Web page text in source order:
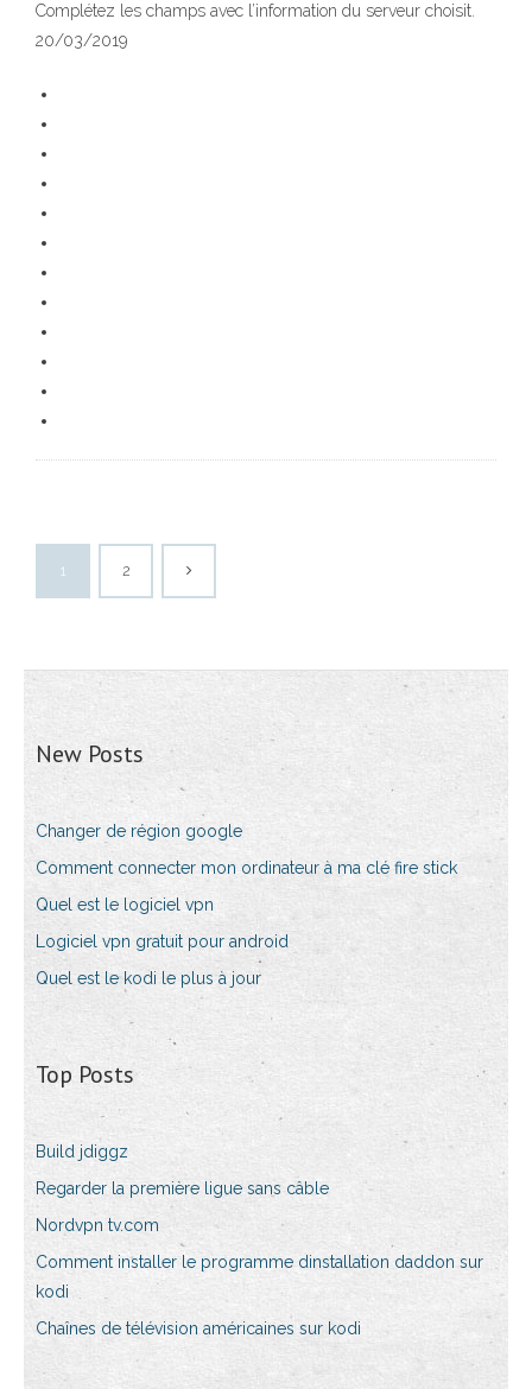
Complétez les champs avec l’information du serveur choisit.
20/03/2019
1 2
New Posts
Changer de région google
Comment connecter mon ordinateur à ma clé fire stick
Quel est le logiciel vpn
Logiciel vpn gratuit pour android
Quel est le kodi le plus à jour
Top Posts
Build jdiggz
Regarder la première ligue sans câble
Nordvpn tv.com
Comment installer le programme dinstallation daddon sur
kodi
Chaînes de télévision américaines sur kodi